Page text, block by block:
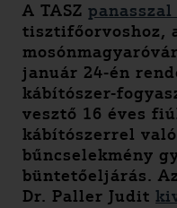
A TASZ
tisztifőorvoshoz,
január 24-én
kábítószer-
vesztő 16 éves
kábítószerrel
bűncselekmény
büntetőeljárás.
Dr. Paller Judit